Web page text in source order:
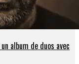
album de duos avec